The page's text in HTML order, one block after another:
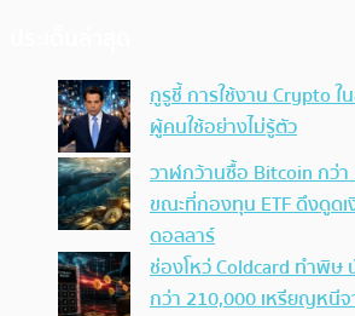
กูรูชี้ การใช้งาน Crypto
ผู้คนใช้อย่างไม่รู้ตัว
วาฬกว้านซื้อ Bitcoin กว่
ขณะที่กองทุน ETF ดึงดูด
ดอลลาร์
ช่องโหว่ Coldcard ทำพิ
กว่า 210,000 เหรียญหนีจ